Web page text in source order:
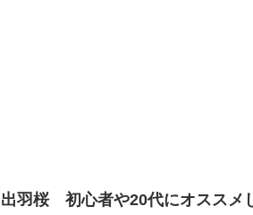
出羽桜 初心者や20代にオススメ